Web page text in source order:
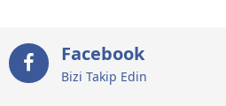
Facebook
Bizi Takip Edin